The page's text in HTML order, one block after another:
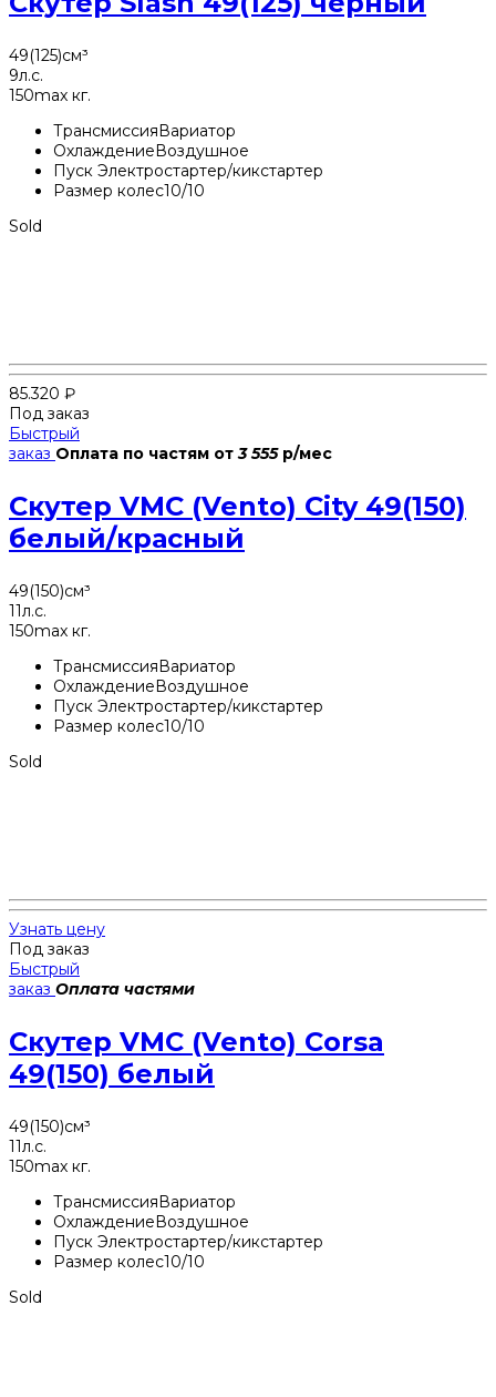
49(125)см³
9л.с.
150max кг.
ТрансмиссияВариатор
ОхлаждениеВоздушное
Пуск Электростартер/кикстартер
Размер колес10/10
Sold
85.320 ₽
Под заказ
Быстрый
заказ Оплата по частям от3 555р/мес
Скутер VMC (Vento) City 49(150)
белый/красный
49(150)см³
11л.с.
150max кг.
ТрансмиссияВариатор
ОхлаждениеВоздушное
Пуск Электростартер/кикстартер
Размер колес10/10
Sold
Узнать цену
Под заказ
Быстрый
заказ Оплата частями
Скутер VMC (Vento) Corsa
49(150) белый
49(150)см³
11л.с.
150max кг.
ТрансмиссияВариатор
ОхлаждениеВоздушное
Пуск Электростартер/кикстартер
Размер колес10/10
Sold